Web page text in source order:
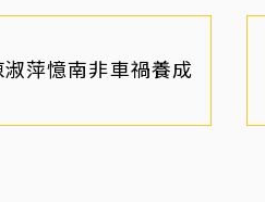
萍憶南非車禍養成